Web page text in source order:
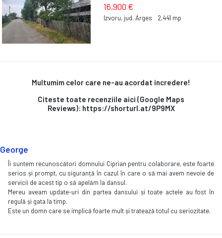
16,900 €
Izvoru, jud. Arges 2,441 mp
Multumim celor care ne-au acordat incredere!
Citeste toate recenziile aici (Google Maps
Reviews): https://shorturl.at/9P9MX
George
Îi suntem recunoscători domnului Ciprian pentru colaborare, este foarte
serios și prompt, cu siguranță în cazul în care o să mai avem nevoie de
servicii de acest tip o să apelăm la dansul.
Mereu aveam update-uri din partea dansului și toate actele au fost în
regulă și gata la timp.
Este un domn care se implică foarte mult și tratează totul cu seriozitate.